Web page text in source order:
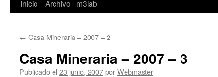
Saltar
contenido
Inicio Archivo m3lab
← Casa Mineraria – 2007 – 2
Casa Mineraria – 2007 – 3
Publicado el 23 junio, 2007porWebmaster